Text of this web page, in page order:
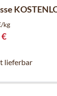
kg
lieferbar